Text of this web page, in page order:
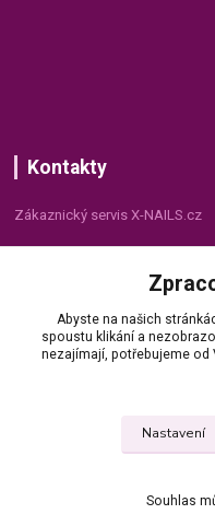
Kontakty
Zákaznický servis X-NAILS.cz
+420 735 055 075
(Po - Pá, 8 - 16 hod.)
info@x-nails.cz
Abyste na našich
spoustu klikání a
nezajímají, potřebujeme od
Nastavení
Souhlas